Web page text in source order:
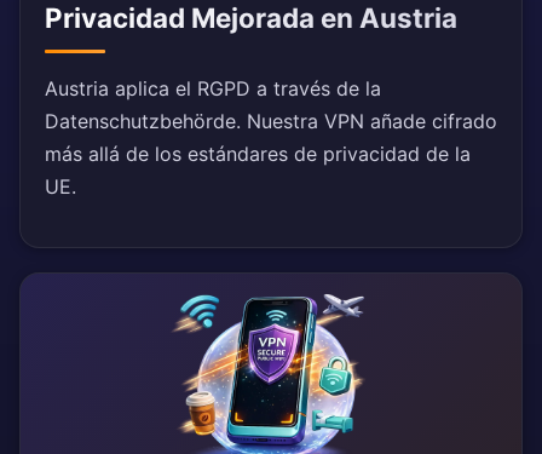
Privacidad Mejorada en Austria
Austria aplica el RGPD a través de la
Datenschutzbehörde. Nuestra VPN añade cifrado
más allá de los estándares de privacidad de la
UE.